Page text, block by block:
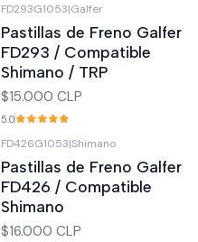
FD293G1053|Galfer
Pastillas de Freno Galfer
FD293 / Compatible
Shimano / TRP
$15.000 CLP
5.0
FD426G1053|Shimano
Pastillas de Freno Galfer
FD426 / Compatible
Shimano
$16.000 CLP